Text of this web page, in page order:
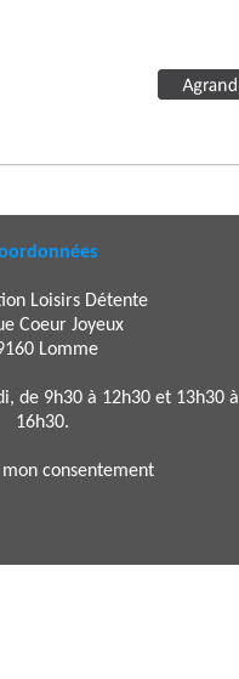
Loisirs Détente
Coeur Joyeux
Lomme
de 9h30 à 12h30 et 13h30 à
16h30.
consentement